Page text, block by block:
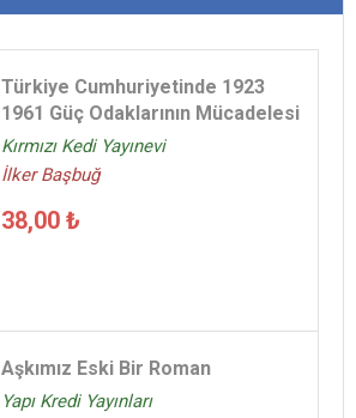
Türkiye Cumhuriyetinde 1923
1961 Güç Odaklarının Mücadelesi
Kırmızı Kedi Yayınevi
İlker Başbuğ
38,00 ₺
Aşkımız Eski Bir Roman
Yapı Kredi Yayınları